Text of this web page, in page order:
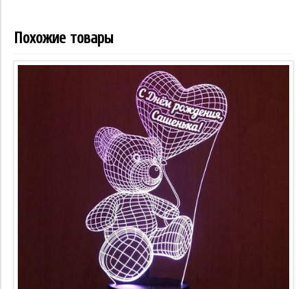
Похожие товары